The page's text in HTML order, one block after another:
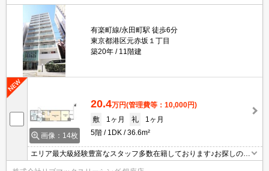
有楽町線/永田町駅 徒歩6分
東京都港区元赤坂１丁目
築20年
11階建
画像：14枚
20.4万円(管理費等：10,000円)
敷
1ヶ月 礼
1ヶ月
5階
1DK 36.6m²
エリア最大級経験豊富なスタッフ多数在籍しております♪お探しのエ
リアや希望駅付近での店舗のご予約も承ります！オンライン内見・